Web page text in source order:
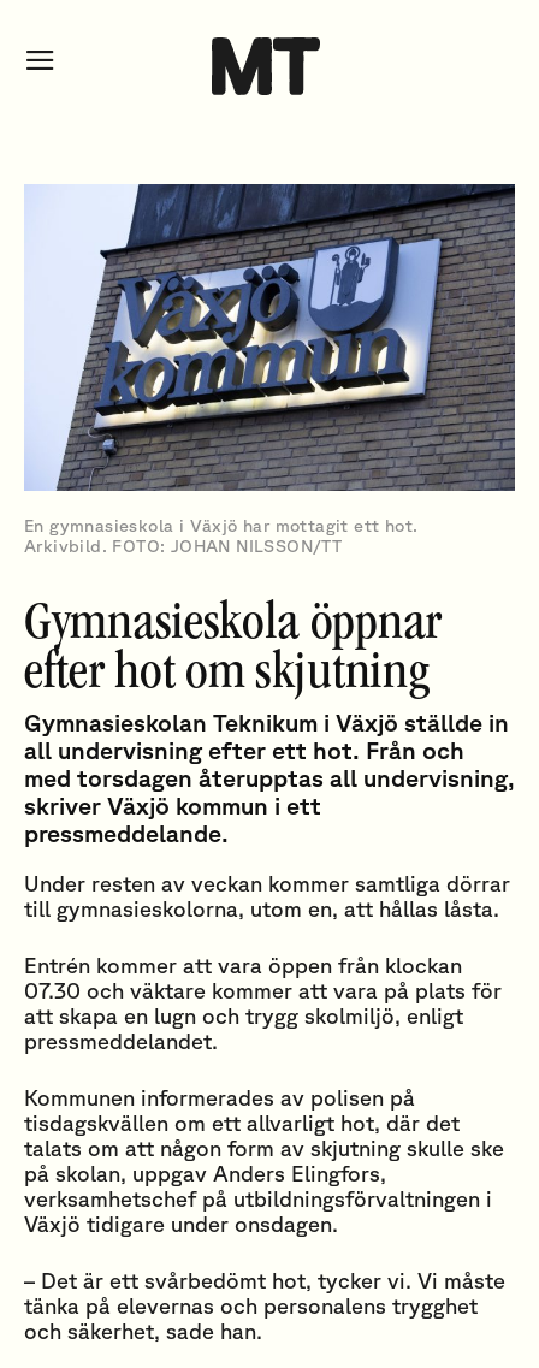
En gymnasieskola i Växjö har mottagit ett hot.
Arkivbild. FOTO: JOHAN NILSSON/TT
Gymnasieskola öppnar
efter hot om skjutning
Gymnasieskolan Teknikum i Växjö ställde in
all undervisning efter ett hot. Från och
med torsdagen återupptas all undervisning,
skriver Växjö kommun i ett
pressmeddelande.
Under resten av veckan kommer samtliga dörrar
till gymnasieskolorna, utom en, att hållas låsta.
Entrén kommer att vara öppen från klockan
07.30 och väktare kommer att vara på plats för
att skapa en lugn och trygg skolmiljö, enligt
pressmeddelandet.
Kommunen informerades av polisen på
tisdagskvällen om ett allvarligt hot, där det
talats om att någon form av skjutning skulle ske
på skolan, uppgav Anders Elingfors,
verksamhetschef på utbildningsförvaltningen i
Växjö tidigare under onsdagen.
– Det är ett svårbedömt hot, tycker vi. Vi måste
tänka på elevernas och personalens trygghet
och säkerhet, sade han.